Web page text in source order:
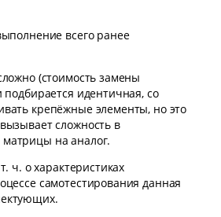
всего ранее
(стоимость замены
идентичная, со
крепёжные элементы, но это
сложность в
на аналог.
ч. о характеристиках
самотестирования данная